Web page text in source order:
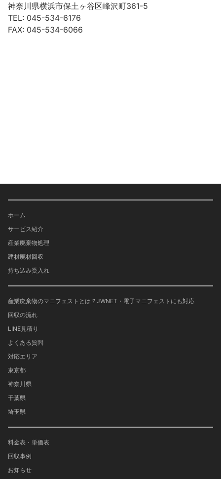
神奈川県横浜市保土ヶ谷区峰沢町361-5
TEL: 045-534-6176
FAX: 045-534-6066
ホーム
サービス紹介
産業廃棄物処理
建材廃材回収
持ち込み受入れ
産業廃棄物のマニフェストとは？JWNET・電子マニフェストにも対応
回収の流れ
LINE見積り
よくある質問
対応エリア
東京都
神奈川県
千葉県
埼玉県
料金表・単価表
回収事例
お知らせ